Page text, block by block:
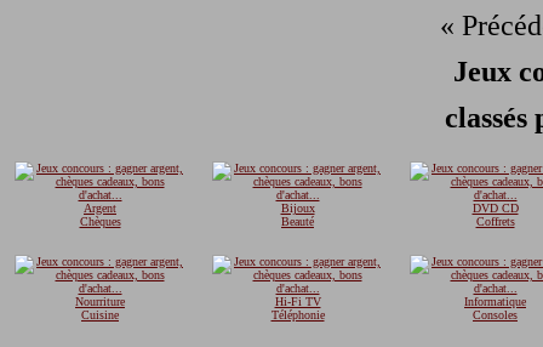
«
Jeux
classés
Argent
Chèques
Bijoux
Beauté
DVD CD
Coffrets
Nourriture
Cuisine
Hi-Fi TV
Téléphonie
Informatique
Consoles